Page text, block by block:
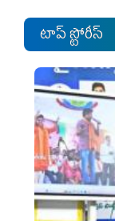
టాప్ స్టోరీస్